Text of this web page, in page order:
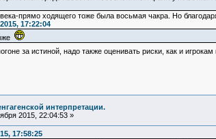
прямо ходящего тоже была восьмая чакра. Но
17:22:04
за истиной, надо также оценивать риски, как и
интерпретации.
2015, 22:04:53 »
17:58:25